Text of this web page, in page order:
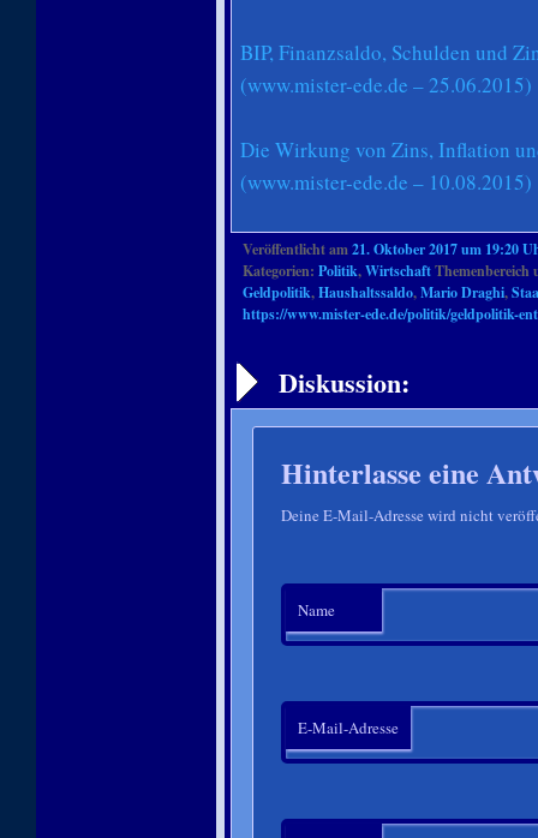
BIP, Finanzsaldo, Schulden und
(www.mister-ede.de – 25.06.2015)
Die Wirkung von Zins, Inflation
(www.mister-ede.de – 10.08.2015)
Veröffentlicht am21. Oktober 2017 um 19:20
Kategorien: Politik,Wirtschaft
Geldpolitik,Haushaltssaldo,Mario Draghi,
https://www.mister-ede.de/politik/geldpolitik-
Diskussion:
Hinterlasse eine
Deine E-Mail-Adresse wird nicht
Name
E-Mail-Adresse